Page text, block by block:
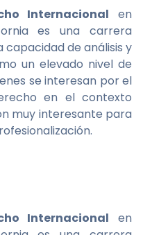
Internacional en
es una carrera
de análisis y
un elevado nivel de
se interesan por el
en el contexto
muy interesante para
Internacional en